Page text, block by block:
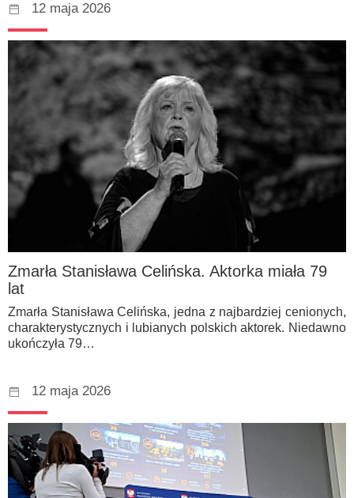
12 maja 2026
Zmarła Stanisława Celińska. Aktorka miała 79
lat
Zmarła Stanisława Celińska, jedna z najbardziej cenionych,
charakterystycznych i lubianych polskich aktorek. Niedawno
ukończyła 79…
12 maja 2026